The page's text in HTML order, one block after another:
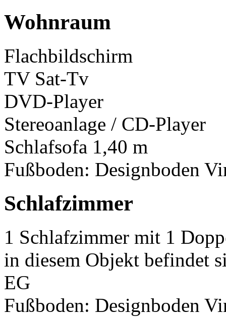
Wohnraum
Flachbildschirm
TV Sat-Tv
DVD-Player
Stereoanlage / CD-Player
Schlafsofa 1,40 m
Fußboden: Designboden
Schlafzimmer
1 Schlafzimmer mit 1
in diesem Objekt befindet
EG
Fußboden: Designboden